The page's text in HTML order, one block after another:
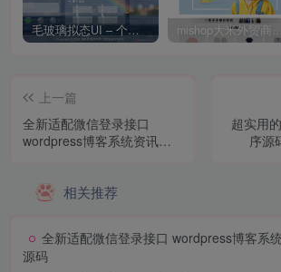
毛玻璃拟态UI – 个人主页（开源版） mishop大米外贸商城系统133种语言版本
上一篇
全新适配微信登录接口
wordpress博客系统资讯资
超实用
序源
相关推荐
全新适配微信登录接口 wordpress博客系
源码